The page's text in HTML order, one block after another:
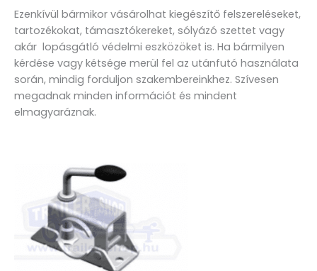
Ezenkívül bármikor vásárolhat kiegészítő felszereléseket,
tartozékokat, támasztókereket, sólyázó szettet vagy
akár lopásgátló védelmi eszközöket is. Ha bármilyen
kérdése vagy kétsége merül fel az utánfutó használata
során, mindig forduljon szakembereinkhez. Szívesen
megadnak minden információt és mindent
elmagyaráznak.